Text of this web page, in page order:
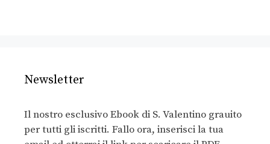
Newsletter
Il nostro esclusivo Ebook di S. Valentino grauito
per tutti gli iscritti. Fallo ora, inserisci la tua